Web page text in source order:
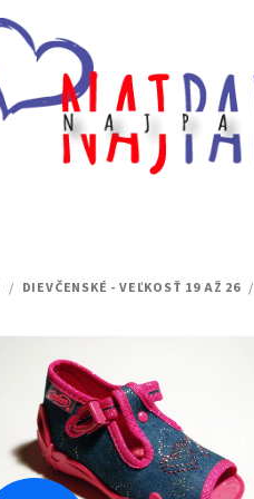
/ DIEVČENSKÉ - VEĽKOSŤ 19 AŽ 26 /